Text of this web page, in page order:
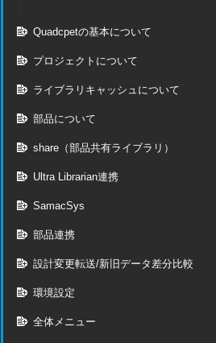
Quadcpetの基本について
プロジェクトについて
ライブラリキャッシュについて
部品について
share（部品共有ライブラリ）
Ultra Librarian連携
SamacSys
部品連携
設計変更転送/新旧データ差分比較
環境設定
全体メニュー